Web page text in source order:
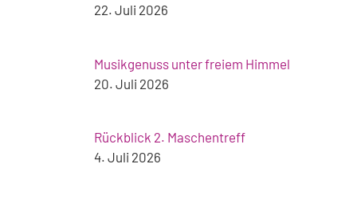
22. Juli 2026
Musikgenuss unter freiem Himmel
20. Juli 2026
Rückblick 2. Maschentreff
4. Juli 2026